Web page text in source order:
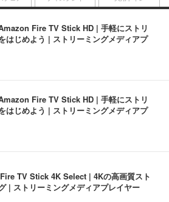
Amazon Fire TV Stick HD | 手軽にストリ
はじめよう | ストリーミングメディアプ
Amazon Fire TV Stick HD | 手軽にストリ
はじめよう | ストリーミングメディアプ
TV Stick 4K Select | 4Kの高画質スト
| ストリーミングメディアプレイヤー